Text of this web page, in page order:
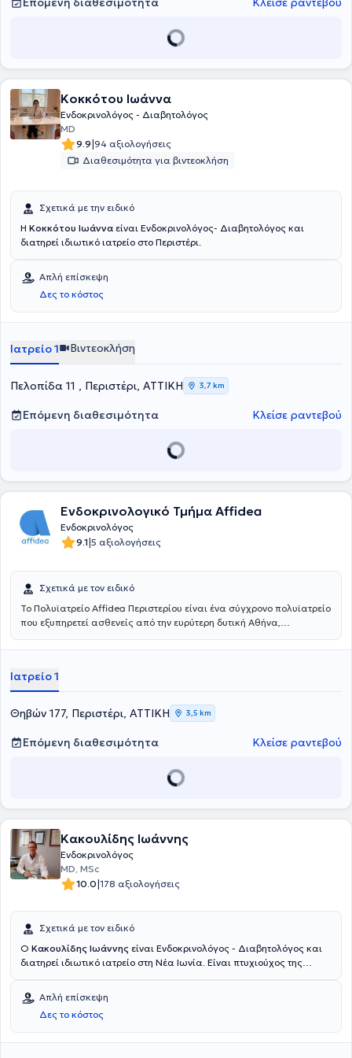
στο "Αρεταίειον" Νοσοκομείο. Ακόμα, η γιατρός έχει αποκτήσει
οργάνων της ειδικότητάς της από το υπουργείο Υγείας. Τέλος, η
προφορικών και γραπτών περιλήψεων σε ελληνικά και διεθνή
συνέδρια, καθώς και πολύχρονη ερευνητική δραστηριότητα.
Κοκκότου Ιωάννα
Ενδοκρινολόγος - Διαβητολόγος
MD
9.9|94 αξιολογήσεις
Διαθεσιμότητα για βιντεοκλήση
Σχετικά με την ειδικό
Η Κοκκότου Ιωάννα είναι Ενδοκρινολόγος- Διαβητολόγος και
διατηρεί ιδιωτικό ιατρείο στο Περιστέρι.
Απλή επίσκεψη
Δες το κόστος
Ιατρείο 1 Βιντεοκλήση
Πελοπίδα 11 , Περιστέρι, ΑΤΤΙΚΗ 3,7 km
Επόμενη διαθεσιμότητα Κλείσε ραντεβού
Ενδοκρινολογικό Τμήμα Affidea
Ενδοκρινολόγος
9.1|5 αξιολογήσεις
Σχετικά με τον ειδικό
Το Πολυϊατρείο Affidea Περιστερίου είναι ένα σύγχρονο πολυϊατρείο
που εξυπηρετεί ασθενείς από την ευρύτερη δυτική Αθήνα,
φροντίδα υγείας κάτω από μία οροφή. Με εξειδικευμένους ιατρούς
ολόκληρης της οικογένειας - από προληπτικούς ελέγχους έως
εξειδικευμένη διάγνωση και παρακολούθηση.
Ιατρείο 1
Θηβών 177, Περιστέρι, ΑΤΤΙΚΗ 3,5 km
Επόμενη διαθεσιμότητα Κλείσε ραντεβού
Κακουλίδης Ιωάννης
Ενδοκρινολόγος
MD, MSc
10.0|178 αξιολογήσεις
Σχετικά με τον ειδικό
Ο Κακουλίδης Ιωάννης είναι Ενδοκρινολόγος - Διαβητολόγος και
διατηρεί ιδιωτικό ιατρείο στη Νέα Ιωνία. Είναι πτυχιούχος της
Αθηνών και κάτοχος Μεταπτυχιακού διπλώματος στην «Έρευνα
στην Γυναικεία Αναπαραγωγή» της Ιατρικής Σχολής του ΕΚΠΑ.
Ειδικεύτηκε στην Ενδοκρινολογία στο Τμήμα Ενδοκρινολογίας,
Διαβήτη και Μεταβολισμού του Γενικού Νοσοκομείου - Μαιευτηρίου
Απλή επίσκεψη
Δες το κόστος